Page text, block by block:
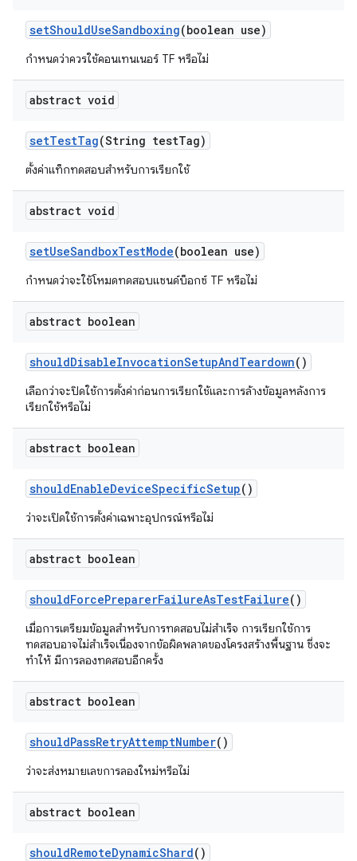
setShouldUseSandboxing(boolean use)
กำหนดว่าควรใช้คอนเทนเนอร์ TF หรือไม่
abstract void
setTestTag(String testTag)
ตั้งค่าแท็กทดสอบสำหรับการเรียกใช้
abstract void
setUseSandboxTestMode(boolean use)
กำหนดว่าจะใช้โหมดทดสอบแซนด์บ็อกซ์ TF หรือไม่
abstract boolean
shouldDisableInvocationSetupAndTeardown()
เลือกว่าจะปิดใช้การตั้งค่าก่อนการเรียกใช้และการล้างข้อมูลหลังการ
เรียกใช้หรือไม่
abstract boolean
shouldEnableDeviceSpecificSetup()
ว่าจะเปิดใช้การตั้งค่าเฉพาะอุปกรณ์หรือไม่
abstract boolean
shouldForcePreparerFailureAsTestFailure()
เมื่อการเตรียมข้อมูลสำหรับการทดสอบไม่สำเร็จ การเรียกใช้การ
ทดสอบอาจไม่สำเร็จเนื่องจากข้อผิดพลาดของโครงสร้างพื้นฐาน ซึ่งจะ
ทำให้ มีการลองทดสอบอีกครั้ง
abstract boolean
shouldPassRetryAttemptNumber()
ว่าจะส่งหมายเลขการลองใหม่หรือไม่
abstract boolean
shouldRemoteDynamicShard()